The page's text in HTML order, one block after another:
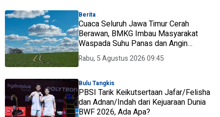
Berita
Cuaca Seluruh Jawa Timur Cerah
Berawan, BMKG Imbau Masyarakat
Waspada Suhu Panas dan Angin
Kencang
Rabu, 5 Agustus 2026 09:45
Bulu Tangkis
PBSI Tarik Keikutsertaan Jafar/Felisha
dan Adnan/Indah dari Kejuaraan Dunia
BWF 2026, Ada Apa?